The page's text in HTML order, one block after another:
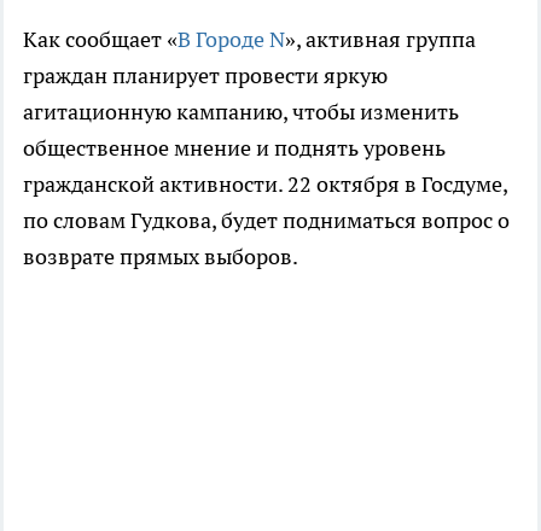
Как сообщает «В Городе N», активная группа
граждан планирует провести яркую
агитационную кампанию, чтобы изменить
общественное мнение и поднять уровень
гражданской активности. 22 октября в Госдуме,
по словам Гудкова, будет подниматься вопрос о
возврате прямых выборов.